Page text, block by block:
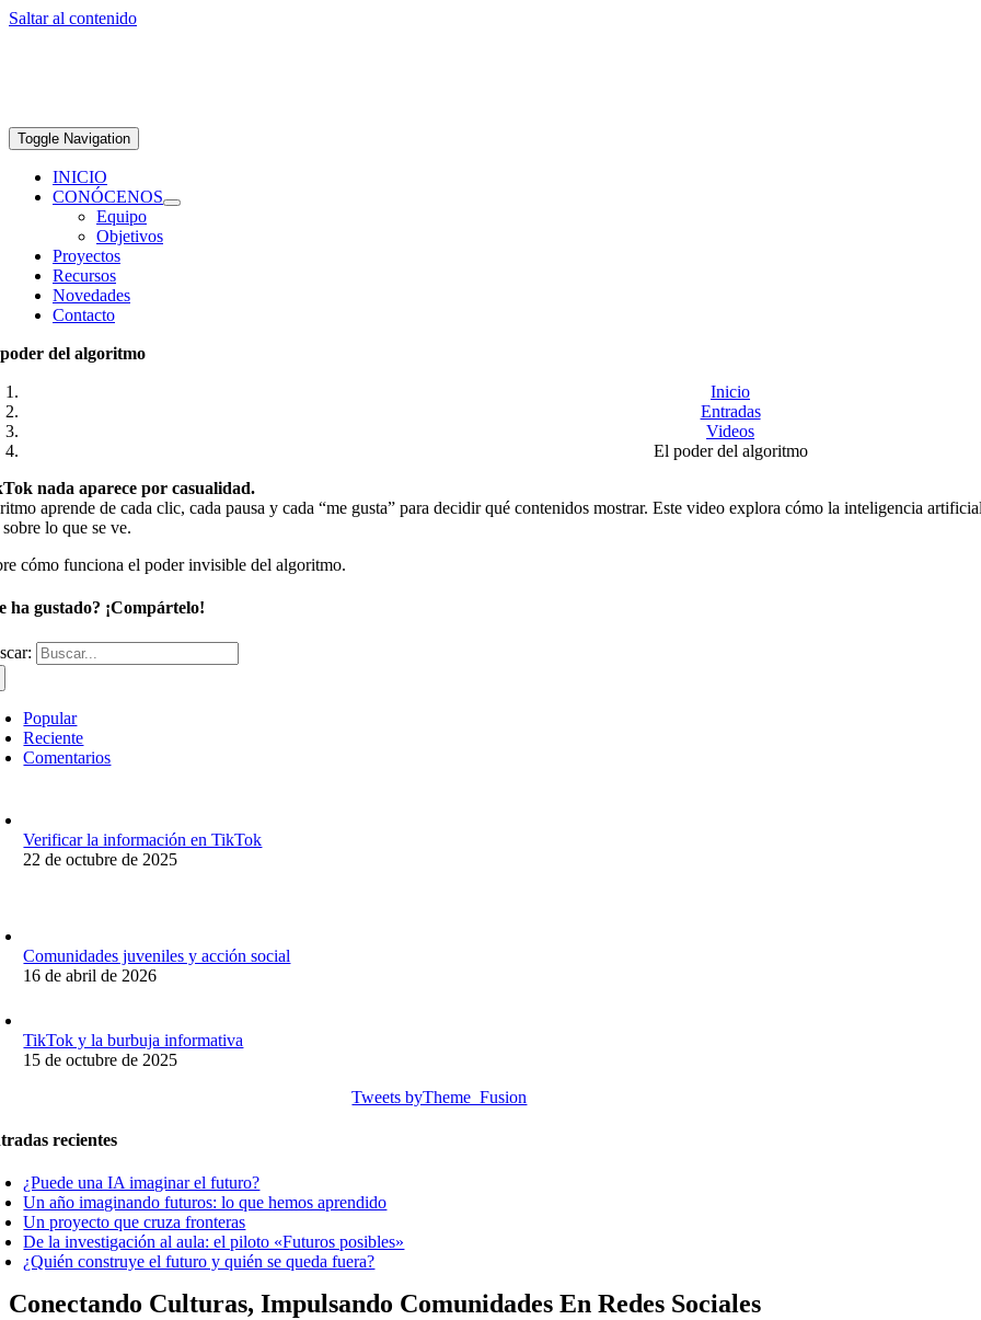
Saltar al contenido
Toggle Navigation
INICIO
CONÓCENOS
Equipo
Objetivos
Proyectos
Recursos
Novedades
Contacto
del algoritmo
Inicio
Entradas
Videos
El poder del algoritmo
nada aparece por casualidad.
aprende de cada clic, cada pausa y cada “me gusta” para decidir qué contenidos mostrar. Este video explora cómo la inteligencia
lo que se ve.
cómo funciona el poder invisible del algoritmo.
ha gustado? ¡Compártelo!
Popular
Reciente
Comentarios
Verificar la información en TikTok
22 de octubre de 2025
Comunidades juveniles y acción social
16 de abril de 2026
TikTok y la burbuja informativa
15 de octubre de 2025
Tweets byTheme_Fusion
recientes
¿Puede una IA imaginar el futuro?
Un año imaginando futuros: lo que hemos aprendido
Un proyecto que cruza fronteras
De la investigación al aula: el piloto «Futuros posibles»
¿Quién construye el futuro y quién se queda fuera?
Conectando Culturas, Impulsando Comunidades En Redes Sociales